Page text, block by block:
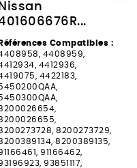
Nissan
Références Compatibles :
4408959,
4412936,
4422183,
8200273729,
8200389135,
91166462,
93851117,